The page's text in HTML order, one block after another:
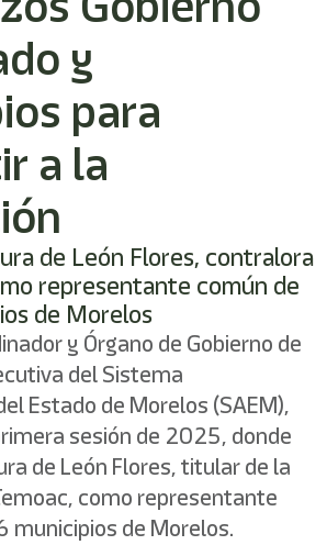
y
para
a la
de León Flores, contralora
representante común de
de Morelos
y Órgano de Gobierno de
del Sistema
Estado de Morelos (SAEM),
sesión de 2025, donde
de León Flores, titular de la
como representante
municipios de Morelos.